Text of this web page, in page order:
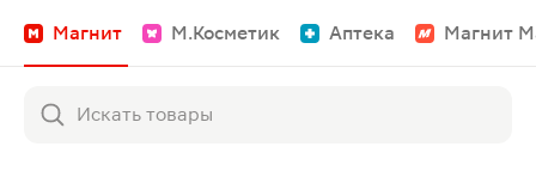
Магнит М.Косметик Аптека Магнит